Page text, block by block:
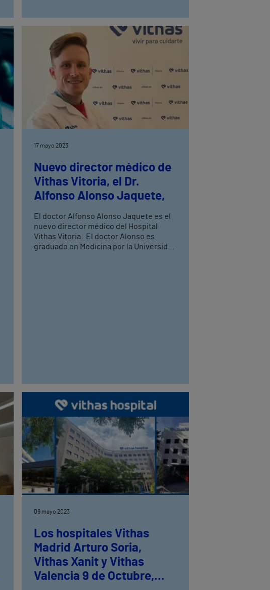
17 mayo 2023
Nuevo director médico de
Vithas Vitoria, el Dr.
Alfonso Alonso Jaquete,
El doctor Alfonso Alonso Jaquete es el
nuevo director médico del Hospital
Vithas Vitoria. El doctor Alonso es
graduado en Medicina por la Universidad
09 mayo 2023
Los hospitales Vithas
Madrid Arturo Soria,
Vithas Xanit y Vithas
Valencia 9 de Octubre,